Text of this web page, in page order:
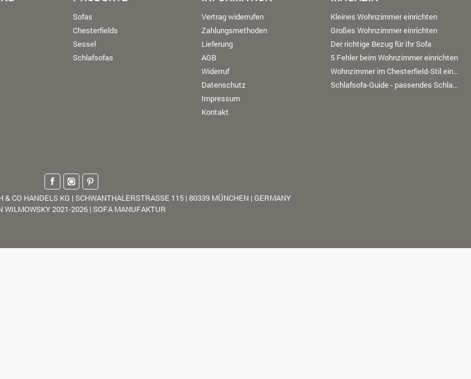
Sofas
Chesterfields
Sessel
Schlafsofas
Vertrag widerrufen
Zahlungsmethoden
Lieferung
AGB
Widerruf
Datenschutz
Impressum
Kontakt
Kleines Wohnzimmer einrichten
Großes Wohnzimmer einrichten
Der richtige Bezug für Ihr Sofa
5 Fehler beim Wohnzimmer einrichten
Wohnzimmer im Chesterfield-Stil einrichten
Schlafsofa-Guide - passendes Schlafsofa finden
CO HANDELS KG | SCHWANTHALERSTRASSE 115 | 80339 MÜNCHEN | GERMANY
WILMOWSKY 2021-2026 | SOFA MANUFAKTUR